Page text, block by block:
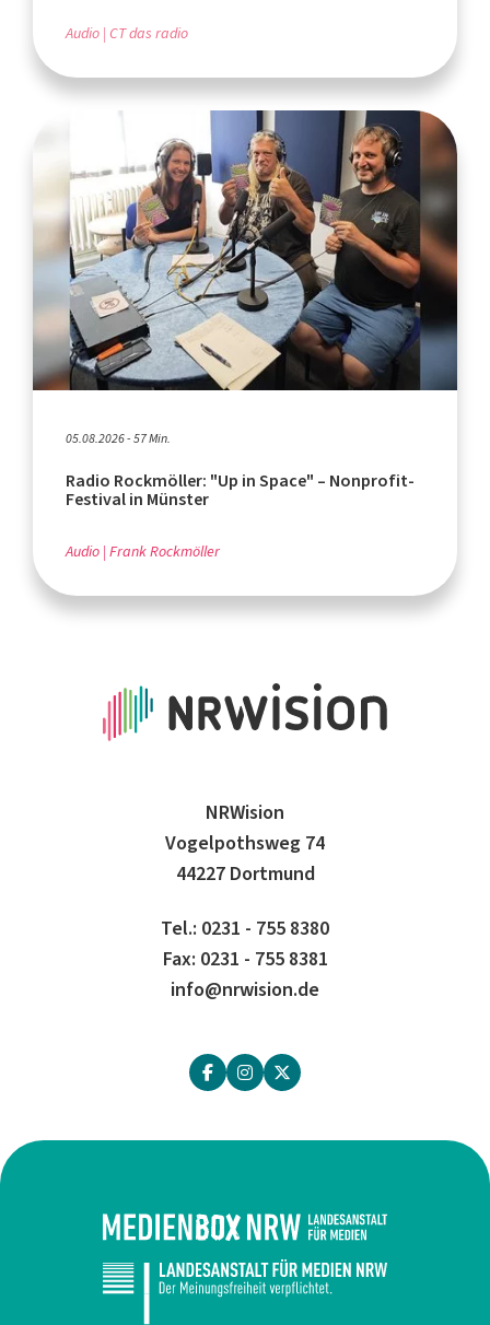
Audio CT das radio
05.08.2026 - 57 Min.
Radio Rockmöller: "Up in Space" – Nonprofit-
Festival in Münster
Audio Frank Rockmöller
NRWision
Vogelpothsweg 74
44227 Dortmund
Tel.: 0231 - 755 8380
Fax: 0231 - 755 8381
info@nrwision.de